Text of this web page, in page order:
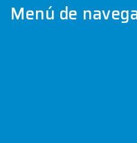
Menú de